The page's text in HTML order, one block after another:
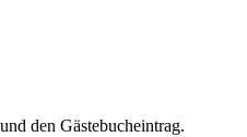
den Gästebucheintrag.